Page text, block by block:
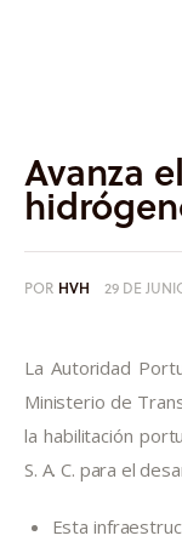
Avanza
POR HVH 29 DE
La Autoridad
Ministerio de
la habilitación
S. A. C. para el
Esta